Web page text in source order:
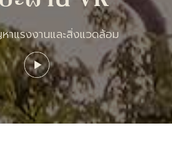
าแรงงานและสิ่งแวดล้อม